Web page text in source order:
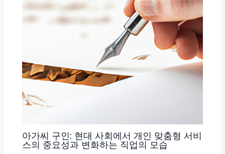
아가씨 구인: 현대 사회에서 개인 맞춤형 서비
스의 중요성과 변화하는 직업의 모습